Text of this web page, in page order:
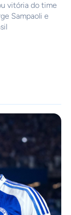
vitória do time
Sampaoli e